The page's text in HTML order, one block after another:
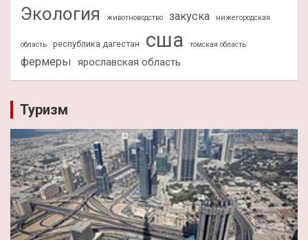
Экология животноводство закуска нижегородская
область республика дагестан сша томская область
фермеры ярославская область
Туризм